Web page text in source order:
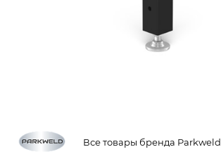
Все товары бренда Parkweld